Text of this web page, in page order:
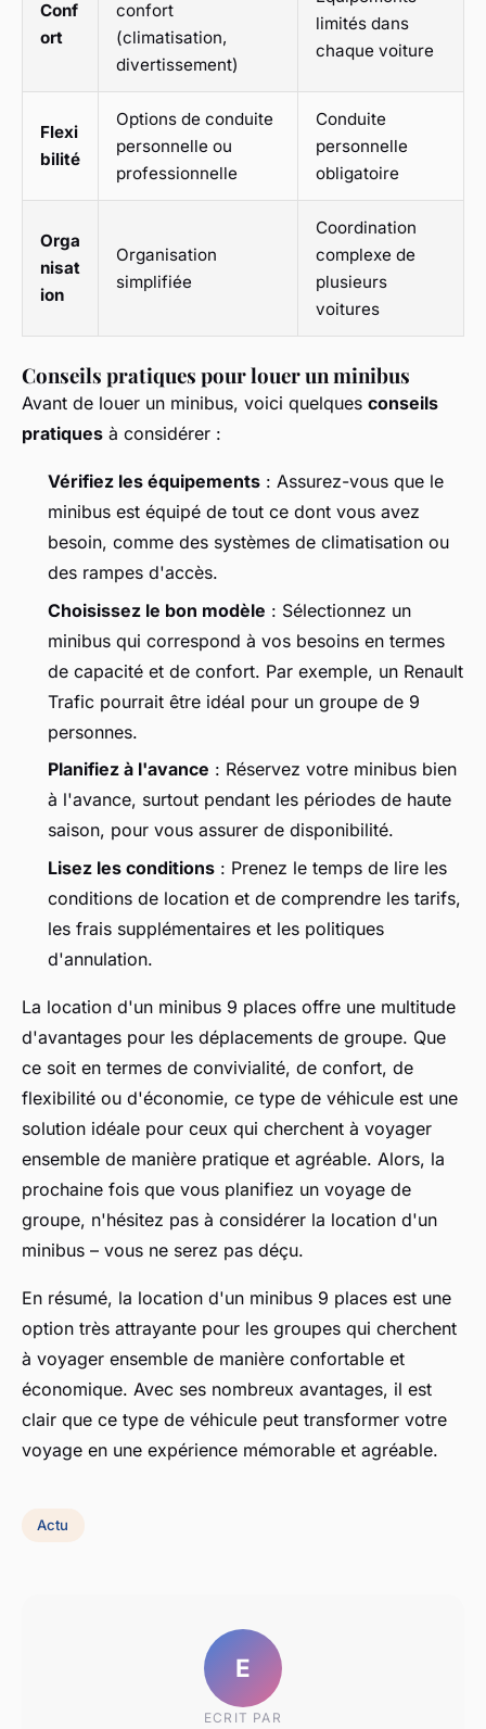
Conf
ort
confort
(climatisation,
divertissement)
limités dans
chaque voiture
Flexi
bilité
Options de conduite
personnelle ou
professionnelle
Conduite
personnelle
obligatoire
Orga
nisat
ion
Organisation
simplifiée
Coordination
complexe de
plusieurs
voitures
Conseils pratiques pour louer un minibus
Avant de louer un minibus, voici quelques conseils
pratiques à considérer :
Vérifiez les équipements : Assurez-vous que le
minibus est équipé de tout ce dont vous avez
besoin, comme des systèmes de climatisation ou
des rampes d'accès.
Choisissez le bon modèle : Sélectionnez un
minibus qui correspond à vos besoins en termes
de capacité et de confort. Par exemple, un Renault
Trafic pourrait être idéal pour un groupe de 9
personnes.
Planifiez à l'avance : Réservez votre minibus bien
à l'avance, surtout pendant les périodes de haute
saison, pour vous assurer de disponibilité.
Lisez les conditions : Prenez le temps de lire les
conditions de location et de comprendre les tarifs,
les frais supplémentaires et les politiques
d'annulation.
La location d'un minibus 9 places offre une multitude
d'avantages pour les déplacements de groupe. Que
ce soit en termes de convivialité, de confort, de
flexibilité ou d'économie, ce type de véhicule est une
solution idéale pour ceux qui cherchent à voyager
ensemble de manière pratique et agréable. Alors, la
prochaine fois que vous planifiez un voyage de
groupe, n'hésitez pas à considérer la location d'un
minibus – vous ne serez pas déçu.
En résumé, la location d'un minibus 9 places est une
option très attrayante pour les groupes qui cherchent
à voyager ensemble de manière confortable et
économique. Avec ses nombreux avantages, il est
clair que ce type de véhicule peut transformer votre
voyage en une expérience mémorable et agréable.
Actu
E
ECRIT PAR